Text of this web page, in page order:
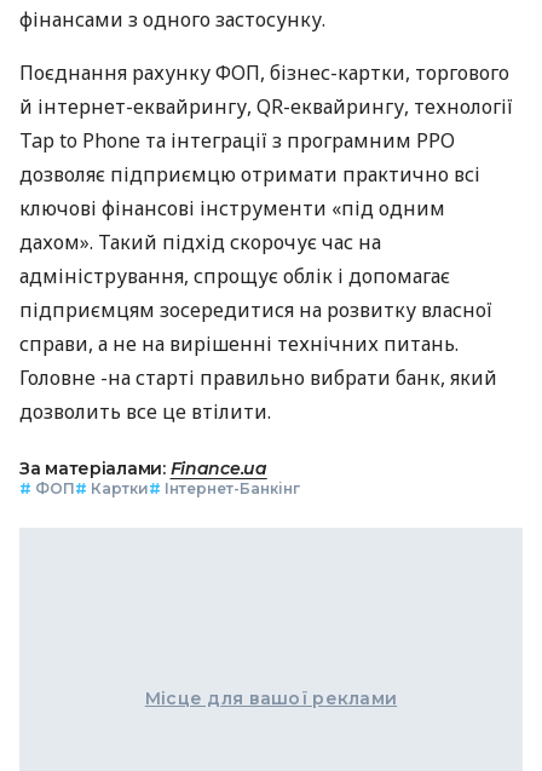
фінансами з одного застосунку.
Поєднання рахунку ФОП, бізнес-картки, торгового
й інтернет-еквайрингу, QR-еквайрингу, технології
Tap to Phone та інтеграції з програмним РРО
дозволяє підприємцю отримати практично всі
ключові фінансові інструменти «під одним
дахом». Такий підхід скорочує час на
адміністрування, спрощує облік і допомагає
підприємцям зосередитися на розвитку власної
справи, а не на вирішенні технічних питань.
Головне -на старті правильно вибрати банк, який
дозволить все це втілити.
За матеріалами: Finance.ua
# ФОП# Картки# Інтернет-Банкінг
Місце для вашої реклами